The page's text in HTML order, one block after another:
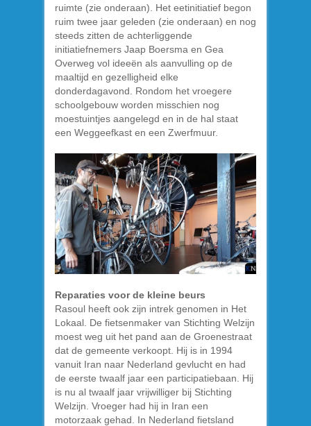
ruimte (zie onderaan). Het eetinitiatief begon
ruim twee jaar geleden (zie onderaan) en nog
steeds zitten de achterliggende
initiatiefnemers Jaap Boersma en Gea
Overweg vol ideeën als aanvulling op de
maaltijd en gezelligheid elke
donderdagavond. Rondom het vroegere
schoolgebouw worden misschien nog
moestuintjes aangelegd en in de hal staat
een Weggeefkast en een Zwerfmuur.
Reparaties voor de kleine beurs
Rasoul heeft ook zijn intrek genomen in Het
Lokaal. De fietsenmaker van Stichting Welzijn
moest weg uit het pand aan de Groenestraat
dat de gemeente verkoopt. Hij is in 1994
vanuit Iran naar Nederland gevlucht en had
de eerste twaalf jaar een participatiebaan. Hij
is nu al twaalf jaar vrijwilliger bij Stichting
Welzijn. Vroeger had hij in Iran een
motorzaak gehad. In Nederland fietsland